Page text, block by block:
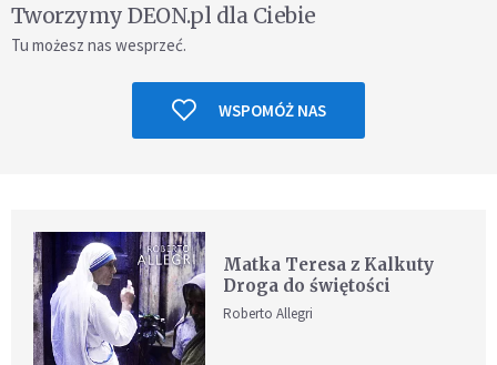
Tworzymy DEON.pl dla Ciebie
Tu możesz nas wesprzeć.
WSPOMÓŻ NAS
Matka Teresa z Kalkuty
Droga do świętości
Roberto Allegri